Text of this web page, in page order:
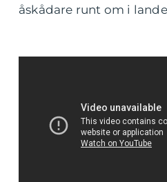
åskådare runt om i